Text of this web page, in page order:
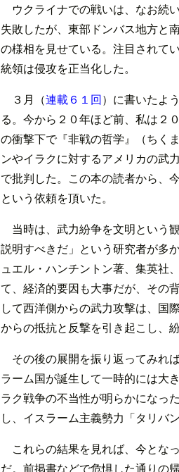
ウクライナでの戦いは、なお続
失敗したが、東部ドンバス地方と
の様相を見せている。注目されて
統領は侵攻を正当化した。
３月（連載６１回）に書いたよ
る。今から２０年ほど前、私は２
の衝撃下で『非戦の哲学』（ちく
ンやイラクに対するアメリカの武
で批判した。この本の読者から、
という依頼を頂いた。
当時は、武力紛争を文明という
説明すべきだ」という研究者が多
ュエル・ハンチントン著、集英社
て、経済的要因も大事だが、その
して西洋側からの武力攻撃は、国
からの抵抗と反撃を引き起こし、
その後の展開を振り返ってみれ
ラーム国が誕生して一時的には大
ラク戦争の不当性が明らかになっ
し、イスラーム主義勢力「タリバ
これらの結果を見れば、今とな
だ。前掲書などで危惧した通りの